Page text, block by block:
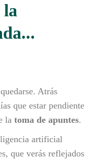
la
Atrás
que estar pendiente
la toma de apuntes.
artificial
que verás reflejados